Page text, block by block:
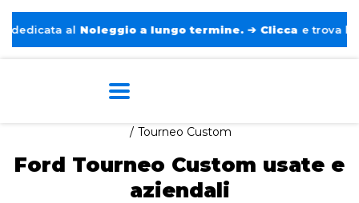
al Noleggio a lungo termine. ➔ Clicca e trova
Tourneo Custom
Ford Tourneo Custom usate e
aziendali